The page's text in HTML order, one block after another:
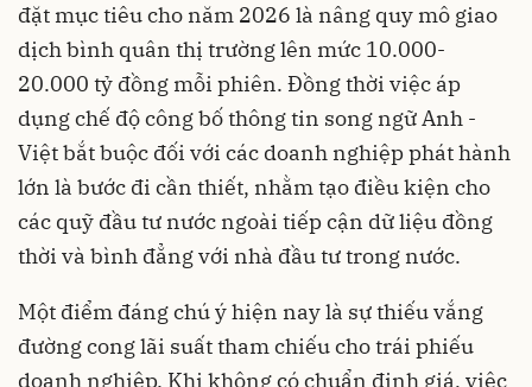
đặt mục tiêu cho năm 2026 là nâng quy mô giao
dịch bình quân thị trường lên mức 10.000-
20.000 tỷ đồng mỗi phiên. Đồng thời việc áp
dụng chế độ công bố thông tin song ngữ Anh -
Việt bắt buộc đối với các doanh nghiệp phát hành
lớn là bước đi cần thiết, nhằm tạo điều kiện cho
các quỹ đầu tư nước ngoài tiếp cận dữ liệu đồng
thời và bình đẳng với nhà đầu tư trong nước.
Một điểm đáng chú ý hiện nay là sự thiếu vắng
đường cong lãi suất tham chiếu cho trái phiếu
doanh nghiệp. Khi không có chuẩn định giá, việc